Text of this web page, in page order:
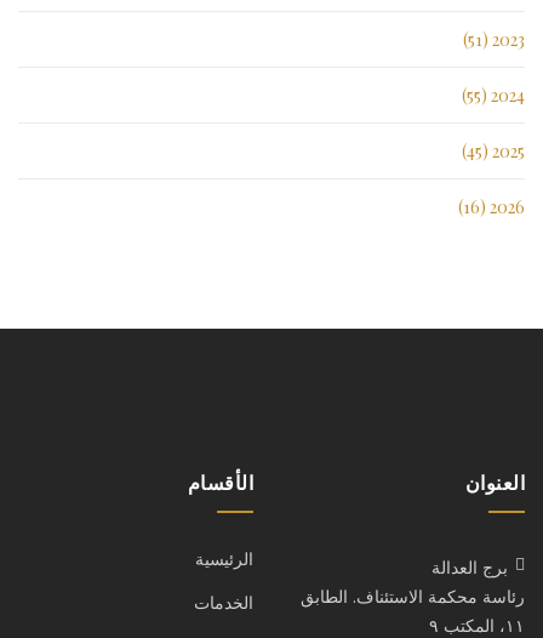
2023 (51)
2024 (55)
2025 (45)
2026 (16)
العنوان
برج العدالة
رئاسة محكمة الاستئناف. الطابق
١١، المكتب ٩
الأقسام
الرئيسية
الخدمات